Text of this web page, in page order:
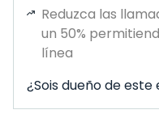
Reduzca las
un 50%
línea
¿Sois dueño de